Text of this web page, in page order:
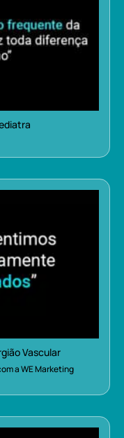
Vascular
a WE Marketing